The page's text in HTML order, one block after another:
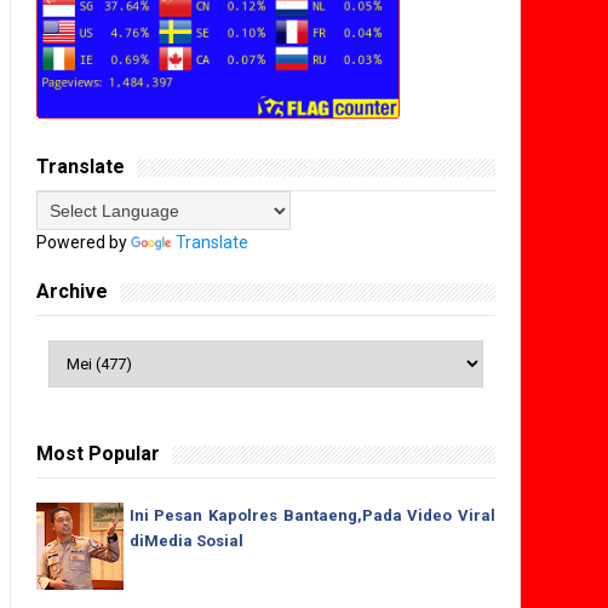
Translate
Powered by Translate
Archive
Most Popular
Ini Pesan Kapolres Bantaeng,Pada Video Viral
diMedia Sosial